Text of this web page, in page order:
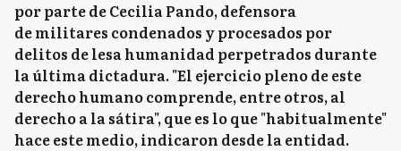
por parte de Cecilia Pando, defensora
de militares condenados y procesados por
delitos de lesa humanidad perpetrados durante
la última dictadura. "El ejercicio pleno de este
derecho humano comprende, entre otros, al
derecho a la sátira", que es lo que "habitualmente"
hace este medio, indicaron desde la entidad.